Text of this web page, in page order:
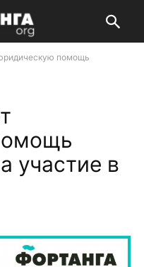
помощь
участие в